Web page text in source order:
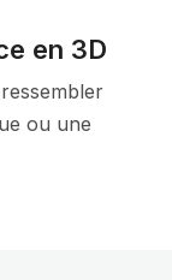
en 3D
ou une